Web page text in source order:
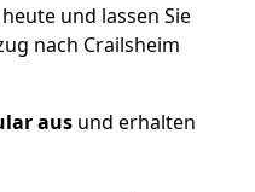
und lassen Sie
nach Crailsheim
aus und erhalten